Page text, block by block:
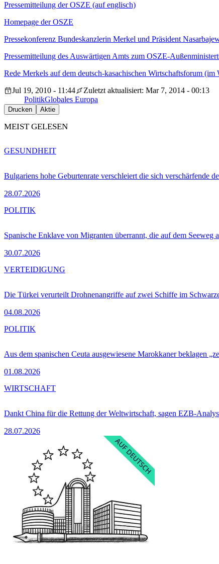
Pressemitteilung der OSZE (auf englisch)
Homepage der OSZE
Pressekonferenz Bundeskanzlerin Merkel und Präsident
Pressemitteilung des Auswärtigen Amts zum OSZE-
Rede Merkels auf dem deutsch-kasachischen Wirtschaftsforum (im
Jul 19, 2010 - 11:44
Zuletzt aktualisiert: Mar 7, 2014 - 00:13
PolitikGlobales Europa
Drucken Aktie
MEIST GELESEN
Bulgariens hohe Geburtenrate verschleiert die sich verschärfende
28.07.2026
GESUNDHEIT
Spanische Enklave von Migranten überrannt, die auf dem Seeweg
30.07.2026
POLITIK
Die Türkei verurteilt Drohnenangriffe auf zwei Schiffe im
04.08.2026
VERTEIDIGUNG
Aus dem spanischen Ceuta ausgewiesene Marokkaner beklagen
01.08.2026
POLITIK
Dankt China für die Rettung der Weltwirtschaft, sagen EZB-
28.07.2026
WIRTSCHAFT